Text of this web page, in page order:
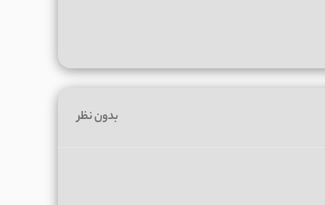
بدون نظر